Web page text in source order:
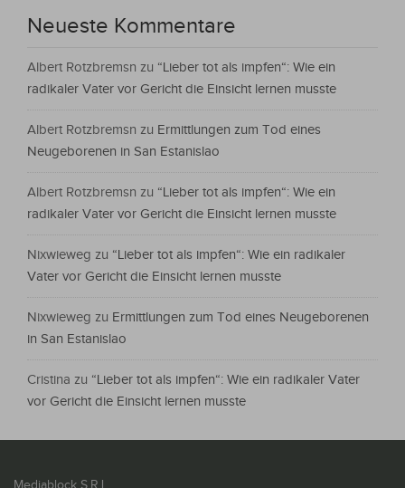
Neueste Kommentare
Albert Rotzbremsn zu “Lieber tot als impfen“: Wie ein
radikaler Vater vor Gericht die Einsicht lernen musste
Albert Rotzbremsn zu Ermittlungen zum Tod eines
Neugeborenen in San Estanislao
Albert Rotzbremsn zu “Lieber tot als impfen“: Wie ein
radikaler Vater vor Gericht die Einsicht lernen musste
Nixwieweg zu “Lieber tot als impfen“: Wie ein radikaler
Vater vor Gericht die Einsicht lernen musste
Nixwieweg zu Ermittlungen zum Tod eines Neugeborenen
in San Estanislao
Cristina zu “Lieber tot als impfen“: Wie ein radikaler Vater
vor Gericht die Einsicht lernen musste